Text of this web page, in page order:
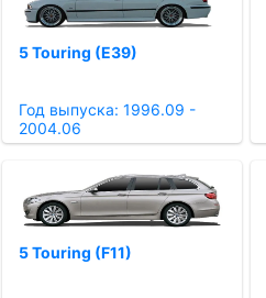
5 Touring (E39)
Год выпуска: 1996.09 -
2004.06
5 Touring (F11)